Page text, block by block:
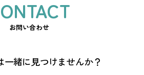
お問い合わせ
緒に見つけませんか？